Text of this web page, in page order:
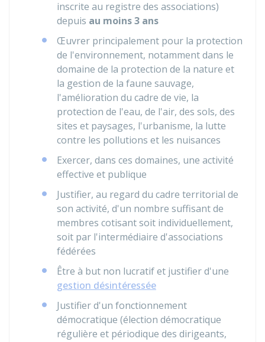
inscrite au registre des associations)
depuis au moins 3 ans
Œuvrer principalement pour la protection
de l'environnement, notamment dans le
domaine de la protection de la nature et
la gestion de la faune sauvage,
l'amélioration du cadre de vie, la
protection de l'eau, de l'air, des sols, des
sites et paysages, l'urbanisme, la lutte
contre les pollutions et les nuisances
Exercer, dans ces domaines, une activité
effective et publique
Justifier, au regard du cadre territorial de
son activité, d'un nombre suffisant de
membres cotisant soit individuellement,
soit par l'intermédiaire d'associations
fédérées
Être à but non lucratif et justifier d'une
gestion désintéressée
Justifier d'un fonctionnement
démocratique (élection démocratique
régulière et périodique des dirigeants,